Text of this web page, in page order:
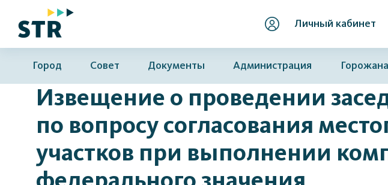
Личный кабинет
Город Совет Документы Администрация
Извещение о проведении
по вопросу согласования
участков при выполнении